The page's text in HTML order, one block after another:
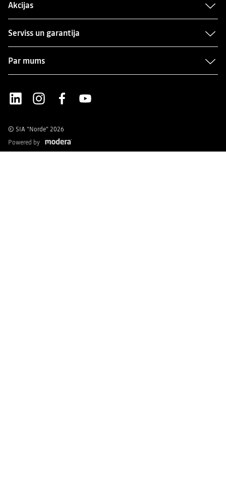
Akcijas
Serviss un garantija
Par mums
LinkedInInstagram
Facebook
© SIA “Norde” 2026
Powered by